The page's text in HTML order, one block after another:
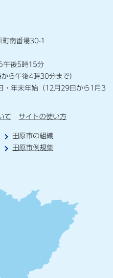
南番場30-1
午後5時15分
ら午後4時30分まで）
・年末年始（12月29日から1月3
て サイトの使い方
田原市の組織
田原市例規集